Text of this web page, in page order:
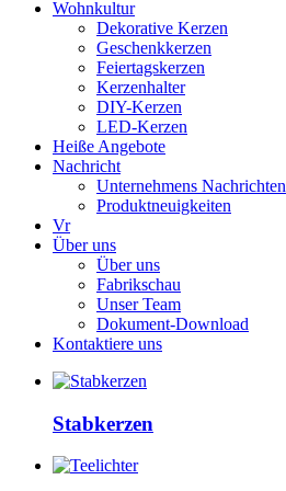
Wohnkultur
Dekorative Kerzen
Geschenkkerzen
Feiertagskerzen
Kerzenhalter
DIY-Kerzen
LED-Kerzen
Heiße Angebote
Nachricht
Unternehmens Nachrichten
Produktneuigkeiten
Vr
Über uns
Über uns
Fabrikschau
Unser Team
Dokument-Download
Kontaktiere uns
Stabkerzen